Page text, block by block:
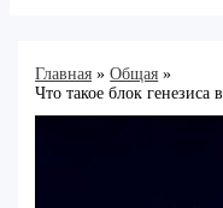
Главная
Общая
Что такое блок генезиса